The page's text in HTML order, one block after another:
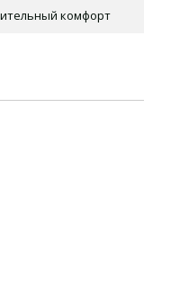
комфорт